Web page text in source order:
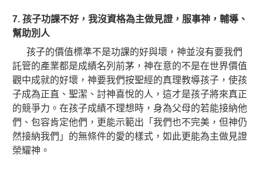
7. 孩子功課不好，我沒資格為主做見證，服事神，輔導、
幫助別 人
孩子的價值標準不是功課的好與壞，神並沒有要我們
託管的產業都是成績名列前茅，神在意的不是在世界價值
觀中成就的好壞，神要我們按聖經的真理教導孩子，使孩
子成為正直、聖潔、討神喜悅的人，這才是孩子將來真正
的競爭力。在孩子成績不理想時，身為父母的若能接納他
們、包容肯定他們，更能示範出「我們也不完美，但神仍
然接納我們」的無條件的愛的樣式，如此更能為主做見證
榮耀神。